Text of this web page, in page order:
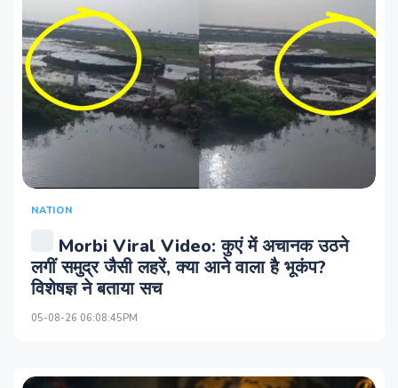
NATION
Morbi Viral Video: कुएं में अचानक उठने
लगीं समुद्र जैसी लहरें, क्या आने वाला है भूकंप?
विशेषज्ञ ने बताया सच
05-08-26 06:08:45PM